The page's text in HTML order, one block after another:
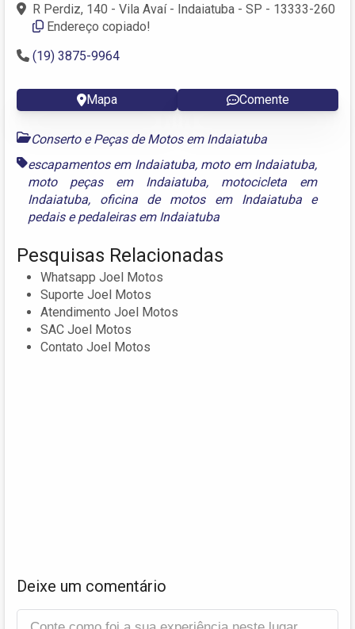
R Perdiz, 140 - Vila Avaí - Indaiatuba - SP - 13333-260
Endereço copiado!
(19) 3875-9964
Mapa Comente
Conserto e Peças de Motos em Indaiatuba
escapamentos em Indaiatuba, moto em Indaiatuba,
moto peças em Indaiatuba, motocicleta em
Indaiatuba, oficina de motos em Indaiatubae
pedais e pedaleiras em Indaiatuba
Pesquisas Relacionadas
Whatsapp Joel Motos
Suporte Joel Motos
Atendimento Joel Motos
SAC Joel Motos
Contato Joel Motos
Deixe um comentário